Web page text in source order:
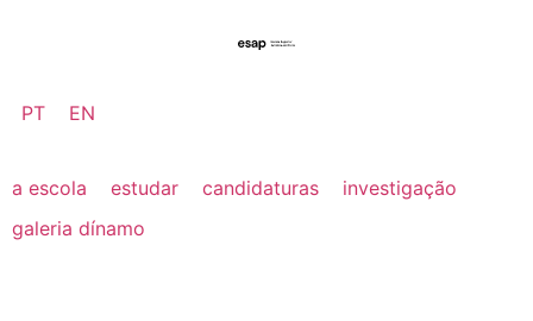
PT EN
a escola estudar candidaturas
investigação
galeria dínamo